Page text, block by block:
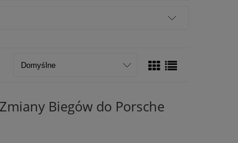
Biegów do Porsche